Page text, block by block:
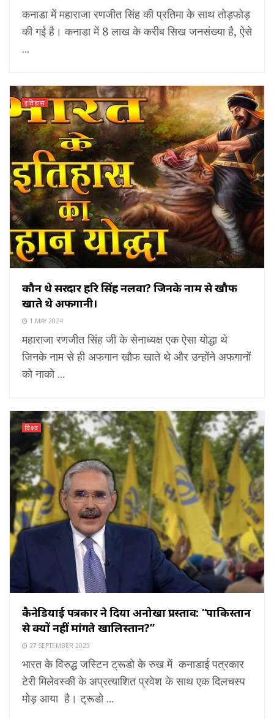
कनाडा में महाराजा रणजीत सिंह की प्रतिमा के साथ तोड़फोड़
की गई है। कनाडा में 8 लाख के करीब सिख जनसंख्या है, ऐसे
...
इतिहास
कौन थे सरदार हरि सिंह नलवा? जिनके नाम से खौफ
खाते थे अफगानी।
1 MAY 2024
महाराजा रणजीत सिंह जी के सेनाध्यक्ष एक ऐसा योद्धा थे
जिनके नाम से ही अफगान खौफ खाते थे और उन्होंने अफगानों
को नाको ...
विश्व
कैनेडियाई पत्रकार ने दिया अनोखा प्रस्ताव: “पाकिस्तान
से क्यों नहीं मांगते खालिस्तान?”
27 SEPTEMBER 2023
भारत के विरुद्ध जस्टिन ट्रूडो के रुख में कनाडाई पत्रकार
टेरी मिलेवस्की के अप्रत्याशित प्रवेश के साथ एक दिलचस्प
मोड़ आया है। ट्रूडो ...